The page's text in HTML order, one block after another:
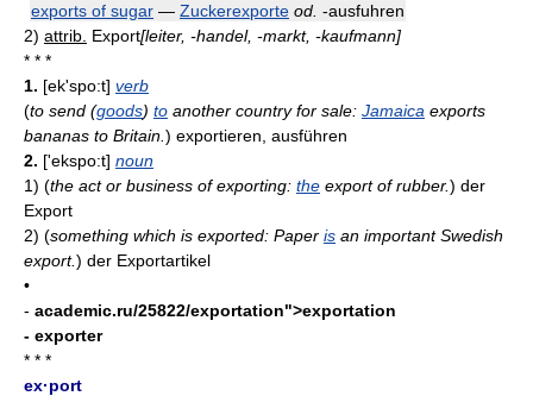
exports of sugar — Zuckerexporte od. -ausfuhren
2) attrib. Export[leiter, -handel, -markt, -kaufmann]
* * *
1. [ek'spo:t] verb
(to send (goods) to another country for sale: Jamaica exports
bananas to Britain. ) exportieren, ausführen
2. ['ekspo:t] noun
1) (the act or business of exporting: the export of rubber.) der
Export
2) (something which is exported: Paper is an important Swedish
export.) der Exportartikel
•
- academic.ru/25822/exportation">exportation
- exporter
* * *
ex·port